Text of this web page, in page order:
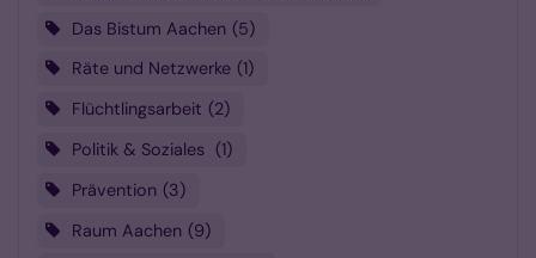
Das Bistum Aachen 5
Räte und Netzwerke 1
Flüchtlingsarbeit 2
Politik & Soziales
1
Prävention 3
Raum Aachen 9